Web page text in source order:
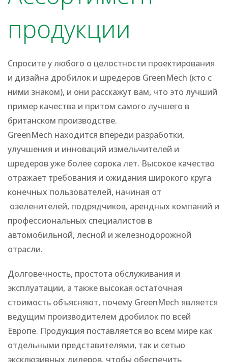
продукции
Спросите у любого о целостности проектирования
и дизайна дробилок и шредеров GreenMech (кто с
ними знаком), и они расскажут вам, что это лучший
пример качества и притом самого лучшего в
британском производстве.
GreenMech находится впереди разработки,
улучшения и инноваций измельчителей и
шредеров уже более сорока лет. Высокое качество
отражает требования и ожидания широкого круга
конечных пользователей, начиная от
озеленителей, подрядчиков, арендных компаний и
профессиональных специалистов в
автомобильной, лесной и железнодорожной
отрасли.
Долговечность, простота обслуживания и
эксплуатации, а также высокая остаточная
стоимость объясняют, почему GreenMech является
ведущим производителем дробилок по всей
Европе. Продукция поставляется во всем мире как
отдельными представителями, так и сетью
эксклюзивных дилеров, чтобы обеспечить